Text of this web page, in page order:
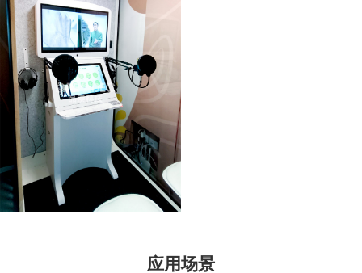
应用场景